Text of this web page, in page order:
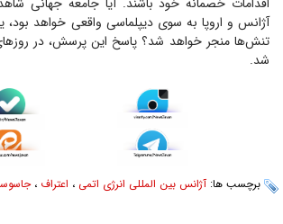
آژانس و اروپا به سوی دیپلماسی واقعی خواهد بود،
تنش‌ها منجر خواهد شد؟ پاسخ این پرسش، در
شد.
برچسب ها: آژانس بین المللی انرژی اتمی ، اعتراف ،